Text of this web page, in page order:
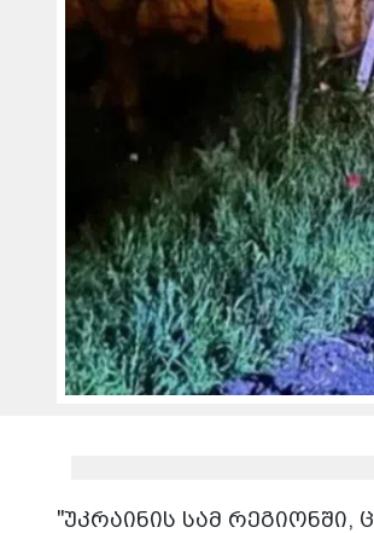
"უკრაინის სამ რეგიონში,